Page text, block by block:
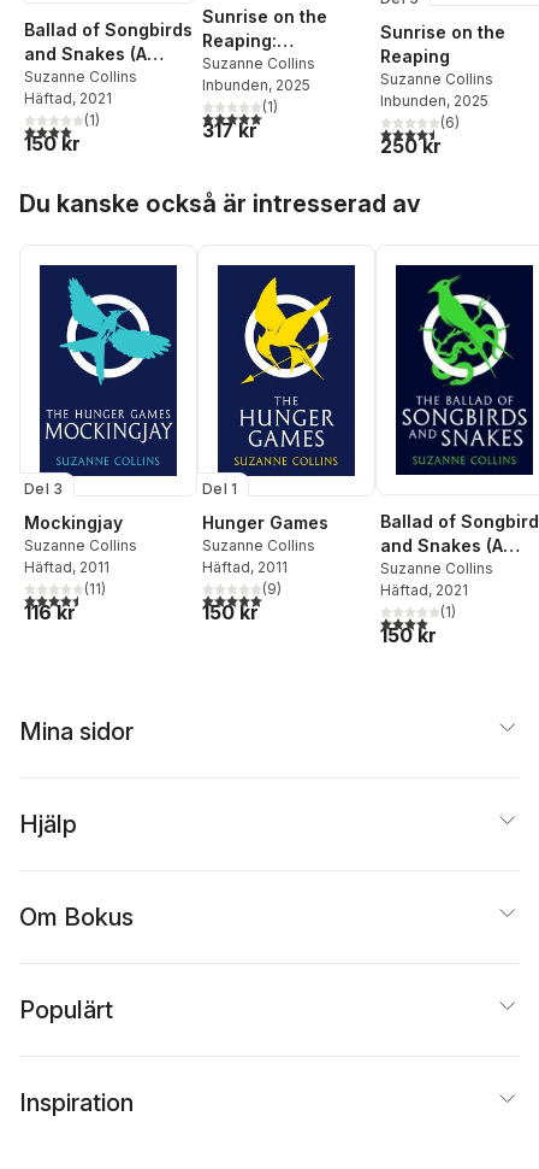
Ballad of Songbirds
and Snakes (A
Hunger Games
Novel)
Suzanne Collins
Häftad, 2021
4,0utav 5 stjärnor. Totalt antal röster:
(1)
150 kr
Sunrise on the
Reaping:
Collector's Edition
(A Hunger Games
Novel)
Suzanne Collins
Inbunden, 2025
5,0utav 5 stjärnor. Totalt antal röster:
(1)
317 kr
Sunrise on the
Reaping
Suzanne Collins
Inbunden, 2025
4,5utav 5 stjärnor.
(6)
250 kr
Du kanske också är intresserad av
Del 3
Mockingjay
Suzanne Collins
Häftad, 2011
4,5utav 5 stjärnor. Totalt antal röster:
(11)
116 kr
Del 1
Hunger Games
Suzanne Collins
Häftad, 2011
5,0utav 5 stjärnor. Totalt antal röster:
(9)
150 kr
Ballad of
and Snakes (A
Hunger Games
Novel)
Suzanne Collins
Häftad, 2021
4,0utav 5 stjärnor.
(1)
150 kr
Mina sidor
Hjälp
Om Bokus
Populärt
Inspiration